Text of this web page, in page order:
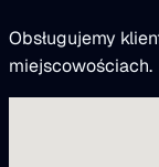
Obsługujemy
miejscowościach.